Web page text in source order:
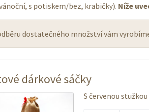
s potiskem/bez, krabičky). Níže
dostatečného množství vám
dárkové sáčky
S červenou stužkou